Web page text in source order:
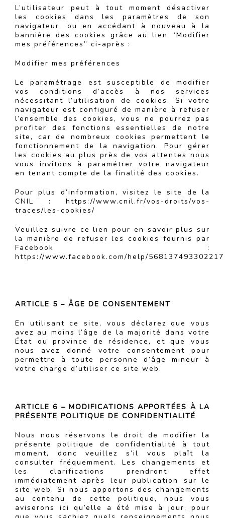
L’utilisateur peut à tout moment désactiver
les cookies dans les paramètres de son
navigateur, ou en accédant à nouveau à la
bannière des cookies grâce au lien “Modifier
mes préférences” ci-après :
Modifier mes préférences
Le paramétrage est susceptible de modifier
vos conditions d’accès à nos services
nécessitant l’utilisation de cookies. Si votre
navigateur est configuré de manière à refuser
l’ensemble des cookies, vous ne pourrez pas
profiter des fonctions essentielles de notre
site, car de nombreux cookies permettent le
fonctionnement de la navigation. Pour gérer
les cookies au plus près de vos attentes nous
vous invitons à paramétrer votre navigateur
en tenant compte de la finalité des cookies.
Pour plus d’information, visitez le site de la
CNIL : https://www.cnil.fr/vos-droits/vos-
traces/les-cookies/
Veuillez suivre ce lien pour en savoir plus sur
la manière de refuser les cookies fournis par
Facebook :
https://www.facebook.com/help/568137493302217
ARTICLE 5 – ÂGE DE CONSENTEMENT
En utilisant ce site, vous déclarez que vous
avez au moins l’âge de la majorité dans votre
État ou province de résidence, et que vous
nous avez donné votre consentement pour
permettre à toute personne d’âge mineur à
votre charge d’utiliser ce site web.
ARTICLE 6 – MODIFICATIONS APPORTÉES À LA
PRÉSENTE POLITIQUE DE CONFIDENTIALITÉ
Nous nous réservons le droit de modifier la
présente politique de confidentialité à tout
moment, donc veuillez s’il vous plaît la
consulter fréquemment. Les changements et
les clarifications prendront effet
immédiatement après leur publication sur le
site web. Si nous apportons des changements
au contenu de cette politique, nous vous
aviserons ici qu’elle a été mise à jour, pour